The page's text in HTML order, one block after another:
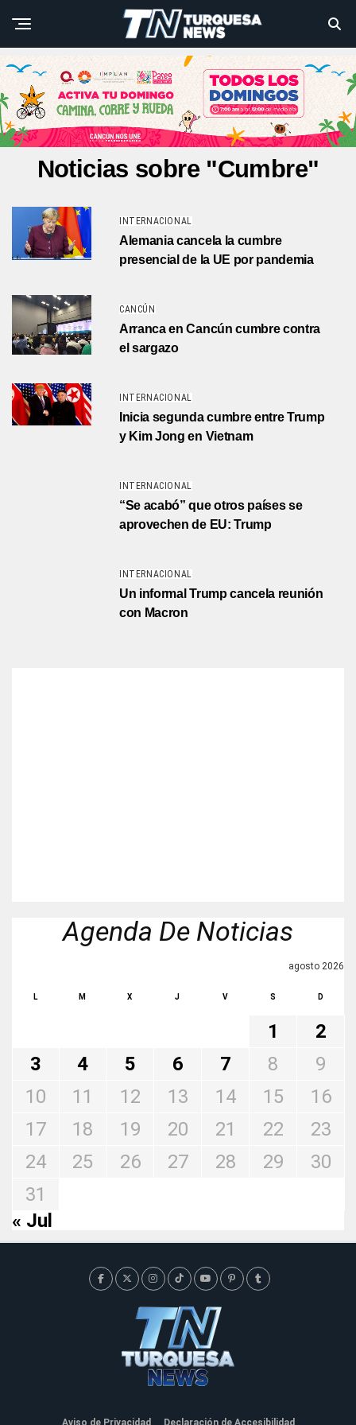
Noticias sobre "Cumbre"
INTERNACIONAL
Alemania cancela la cumbre
presencial de la UE por pandemia
CANCÚN
Arranca en Cancún cumbre contra
el sargazo
INTERNACIONAL
Inicia segunda cumbre entre Trump
y Kim Jong en Vietnam
INTERNACIONAL
“Se acabó” que otros países se
aprovechen de EU: Trump
INTERNACIONAL
Un informal Trump cancela reunión
con Macron
Agenda De Noticias
agosto 2026
L M X J V S D
1
2
3
4 5 6 7 8
9
10
11 12 13 14 15
16
17
18 19 20 21 22
23
24
25 26 27 28 29
30
31
« Jul